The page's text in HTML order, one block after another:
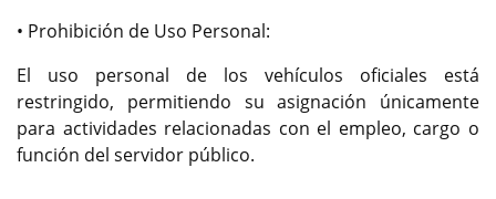
• Prohibición de Uso Personal:
El uso personal de los vehículos oficiales está
restringido, permitiendo su asignación únicamente
para actividades relacionadas con el empleo, cargo o
función del servidor público.